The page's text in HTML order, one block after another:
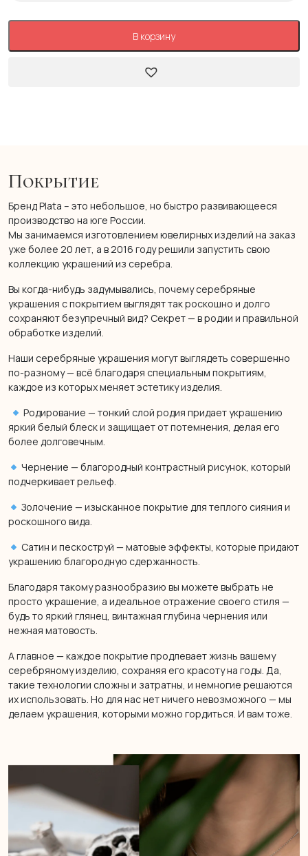
В корзину
Покрытие
Бренд Plata – это небольшое, но быстро развивающееся
производство на юге России.
Мы занимаемся изготовлением ювелирных изделий на заказ
уже более 20 лет, а в 2016 году решили запустить свою
коллекцию украшений из серебра.
Вы когда-нибудь задумывались, почему серебряные
украшения с покрытием выглядят так роскошно и долго
сохраняют безупречный вид? Секрет — в родии и правильной
обработке изделий.
Наши серебряные украшения могут выглядеть совершенно
по-разному — всё благодаря специальным покрытиям,
каждое из которых меняет эстетику изделия.
Родирование — тонкий слой родия придает украшению
яркий белый блеск и защищает от потемнения, делая его
более долговечным.
Чернение — благородный контрастный рисунок, который
подчеркивает рельеф.
Золочение — изысканное покрытие для теплого сияния и
роскошного вида.
Сатин и пескоструй — матовые эффекты, которые придают
украшению благородную сдержанность.
Благодаря такому разнообразию вы можете выбрать не
просто украшение, а идеальное отражение своего стиля —
будь то яркий глянец, винтажная глубина чернения или
нежная матовость.
А главное — каждое покрытие продлевает жизнь вашему
серебряному изделию, сохраняя его красоту на годы. Да,
такие технологии сложны и затратны, и немногие решаются
их использовать. Но для нас нет ничего невозможного — мы
делаем украшения, которыми можно гордиться. И вам тоже.